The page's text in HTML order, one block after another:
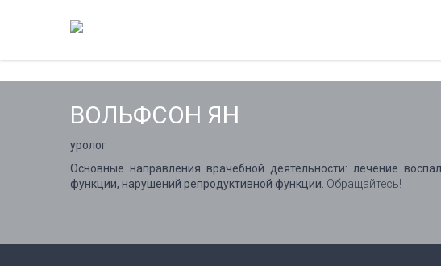
ВОЛЬФСОН ЯН
уролог
Основные направления врачебной деятельности: лечение
функции, нарушений репродуктивной функции. Обращайтесь!